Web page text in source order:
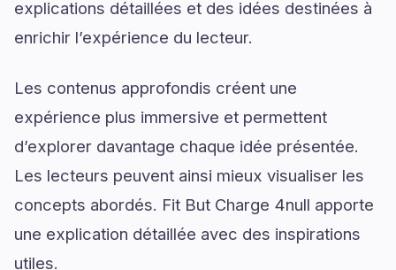
explications détaillées et des idées destinées à
enrichir l’expérience du lecteur.
Les contenus approfondis créent une
expérience plus immersive et permettent
d’explorer davantage chaque idée présentée.
Les lecteurs peuvent ainsi mieux visualiser les
concepts abordés. Fit But Charge 4null apporte
une explication détaillée avec des inspirations
utiles.